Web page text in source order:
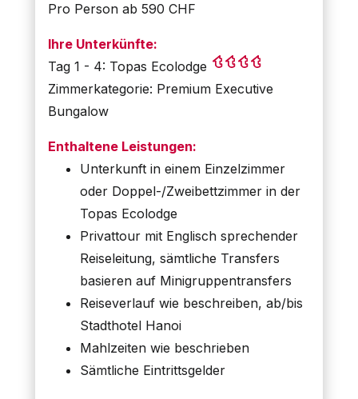
Pro Person ab 590 CHF
Ihre Unterkünfte:
Tag 1 - 4: Topas Ecolodge
Zimmerkategorie: Premium Executive
Bungalow
Enthaltene Leistungen:
Unterkunft in einem Einzelzimmer
oder Doppel-/Zweibettzimmer in der
Topas Ecolodge
Privattour mit Englisch sprechender
Reiseleitung, sämtliche Transfers
basieren auf Minigruppentransfers
Reiseverlauf wie beschreiben, ab/bis
Stadthotel Hanoi
Mahlzeiten wie beschrieben
Sämtliche Eintrittsgelder